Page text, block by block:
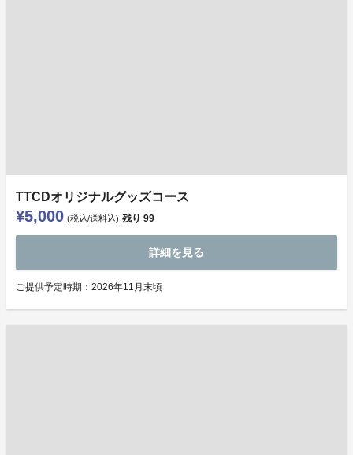
TTCDオリジナルグッズコース
¥5,000 (税込/送料込) 残り 99
詳細を見る
ご提供予定時期：2026年11月末頃